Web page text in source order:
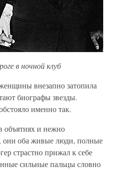
в ночной клуб
внезапно затопила
биографы звезды.
именно так.
объятиях и нежно
они оба живые люди, полные
страстно прижал к себе
сильные пальцы словно